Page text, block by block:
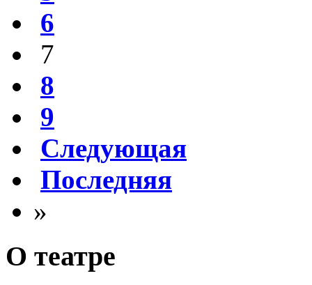
6
7
8
9
Следующая
Последняя
»
О театре